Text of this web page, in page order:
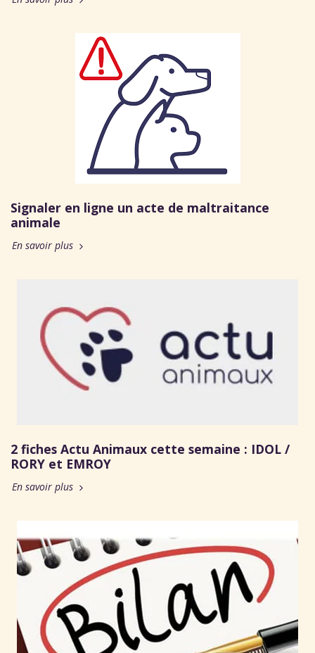
Signaler en ligne un acte de maltraitance
animale
En savoir plus
2 fiches Actu Animaux cette semaine : IDOL /
RORY et EMROY
En savoir plus